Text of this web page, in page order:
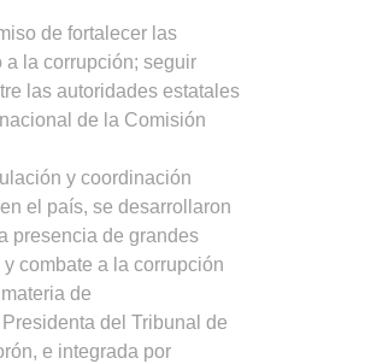
de fortalecer las
la corrupción; seguir
las autoridades estatales
de la Comisión
y coordinación
el país, se desarrollaron
presencia de grandes
combate a la corrupción
de
del Tribunal de
e integrada por